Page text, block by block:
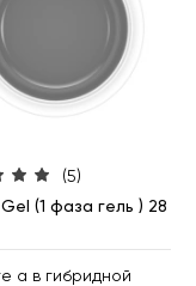
(5)
(1 фаза гель ) 28
а в гибридной